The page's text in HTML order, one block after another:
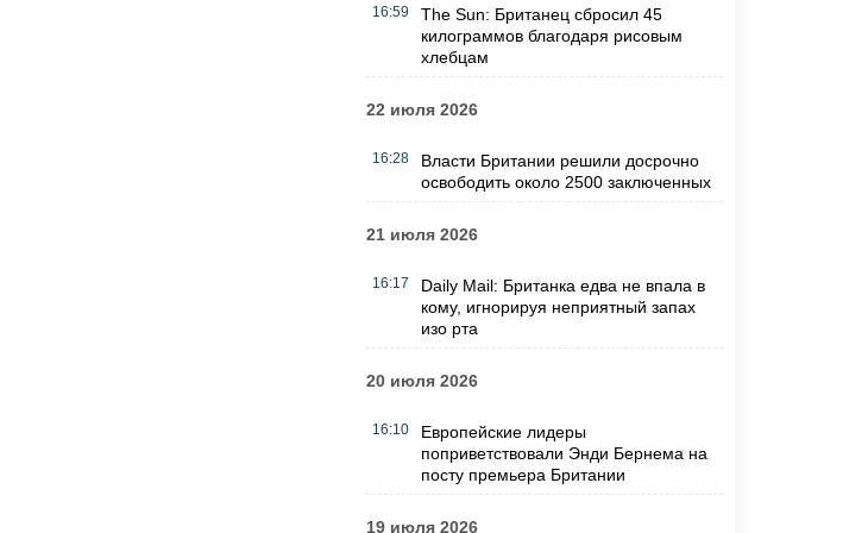
16:59
The Sun: Британец сбросил 45
килограммов благодаря рисовым
хлебцам
22 июля 2026
16:28
Власти Британии решили досрочно
освободить около 2500 заключенных
21 июля 2026
16:17
Daily Mail: Британка едва не впала в
кому, игнорируя неприятный запах
изо рта
20 июля 2026
16:10
Европейские лидеры
поприветствовали Энди Бернема на
посту премьера Британии
19 июля 2026